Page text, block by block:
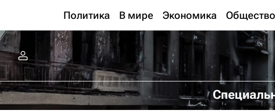
Политика В мире Экономика Общество